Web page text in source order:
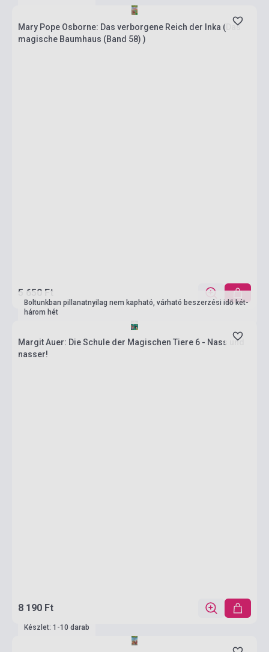
Mary Pope Osborne: Das verborgene Reich der Inka (Das
magische Baumhaus (Band 58) )
5 650 Ft
Boltunkban pillanatnyilag nem kapható, várható beszerzési idő két-
három hét
Margit Auer: Die Schule der Magischen Tiere 6 - Nass und
nasser!
8 190 Ft
Készlet: 1-10 darab